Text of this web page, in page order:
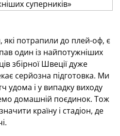
потрапили до плей-оф, є
один із найпотужніших
збірної Швеції дуже
серйозна підготовка. Ми
і у випадку виходу
домашній поєдинок. Тож
країну і стадіон, де